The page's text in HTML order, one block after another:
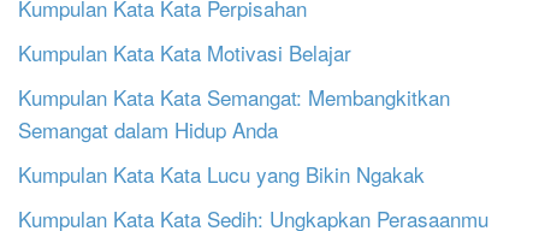
Kumpulan Kata Kata Perpisahan
Kumpulan Kata Kata Motivasi Belajar
Kumpulan Kata Kata Semangat: Membangkitkan
Semangat dalam Hidup Anda
Kumpulan Kata Kata Lucu yang Bikin Ngakak
Kumpulan Kata Kata Sedih: Ungkapkan Perasaanmu